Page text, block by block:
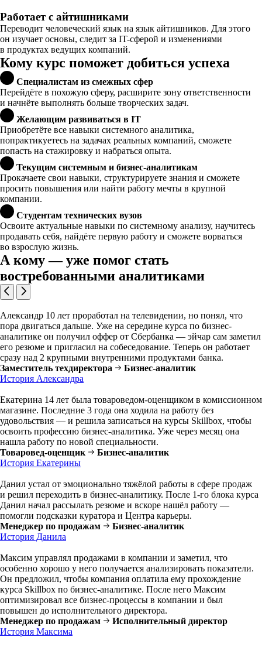
Работает с айтишниками
Переводит человеческий язык на язык айтишников. Для этого
он изучает основы, следит за IT-сферой и изменениями
в продуктах ведущих компаний.
Кому курс поможет добиться успеха
Специалистам из смежных сфер
Перейдёте в похожую сферу, расширите зону ответственности
и начнёте выполнять больше творческих задач.
Желающим развиваться в IT
Приобретёте все навыки системного аналитика,
попрактикуетесь на задачах реальных компаний, сможете
попасть на стажировку и набраться опыта.
Текущим системным и бизнес-аналитикам
Прокачаете свои навыки, структурируете знания и сможете
просить повышения или найти работу мечты в крупной
компании.
Студентам технических вузов
Освоите актуальные навыки по системному анализу, научитесь
продавать себя, найдёте первую работу и сможете ворваться
во взрослую жизнь.
А кому — уже помог стать
востребованными аналитиками
Александр 10 лет проработал на телевидении, но понял, что
пора двигаться дальше. Уже на середине курса по бизнес-
аналитике он получил оффер от Сбербанка — эйчар сам заметил
его резюме и пригласил на собеседование. Теперь он работает
сразу над 2 крупными внутренними продуктами банка.
Заместитель техдиректора
Бизнес-аналитик
История Александра
Екатерина 14 лет была товароведом-оценщиком в комиссионном
магазине. Последние 3 года она ходила на работу без
удовольствия — и решила записаться на курсы Skillbox, чтобы
освоить профессию бизнес-аналитика. Уже через месяц она
нашла работу по новой специальности.
Товаровед-оценщик
Бизнес-аналитик
История Екатерины
Данил устал от эмоционально тяжёлой работы в сфере продаж
и решил переходить в бизнес-аналитику. После 1-го блока курса
Данил начал рассылать резюме и вскоре нашёл работу —
помогли подсказки куратора и Центра карьеры.
Менеджер по продажам
Бизнес-аналитик
История Данила
Максим управлял продажами в компании и заметил, что
особенно хорошо у него получается анализировать показатели.
Он предложил, чтобы компания оплатила ему прохождение
курса Skillbox по бизнес-аналитике. После него Максим
оптимизировал все бизнес-процессы в компании и был
повышен до исполнительного директора.
Менеджер по продажам
Исполнительный директор
История Максима